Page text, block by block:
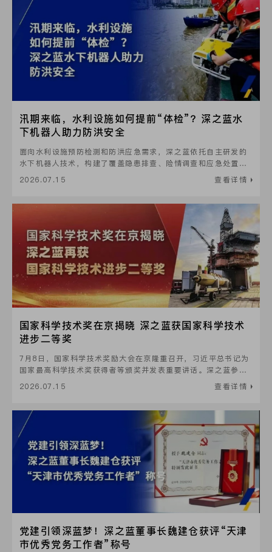
汛期来临，水利设施如何提前“体检”？深之蓝水
下机器人助力防洪安全
面向水利设施预防检测和防洪应急需求，深之蓝依托自主研发的
水下机器人技术，构建了覆盖隐患排查、险情调查和应急处置的
防洪救灾解决方案。
2026.07.15 查看详情
国家科学技术奖在京揭晓 深之蓝获国家科学技术
进步二等奖
7月8日，国家科学技术奖励大会在京隆重召开，习近平总书记为
国家最高科学技术奖获得者等颁奖并发表重要讲话。深之蓝参与
研发的“深海复杂地理实体划定理论与精准探测技术及应用”荣获
2026.07.15 查看详情
党建引领深蓝梦！深之蓝董事长魏建仓获评“天津
市优秀党务工作者”称号